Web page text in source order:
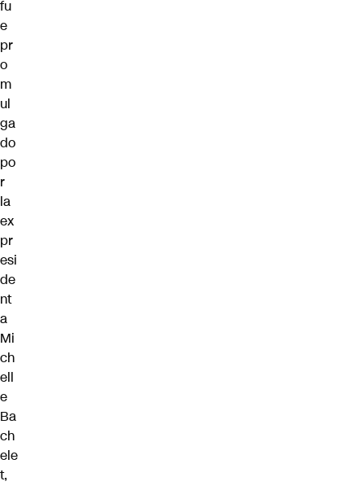
fu
e
pr
o
m
ul
ga
do
po
r
la
ex
pr
esi
de
nt
a
Mi
ch
ell
e
Ba
ch
ele
t,